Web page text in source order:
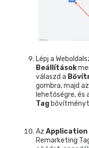
Lépj a
Beállítások
válaszd a
gombra, majd az
lehetőségre, és
Tag
Az Application
Remarketing